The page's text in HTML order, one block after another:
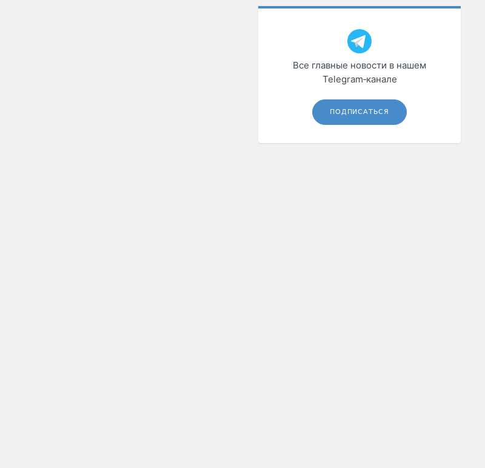
Все главные новости в нашем
Telegram‑канале
ПОДПИСАТЬСЯ